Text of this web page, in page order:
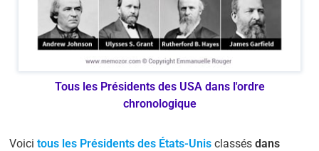
Tous les Présidents des USA dans l'ordre
chronologique
Voicitous les Présidents des États-Unis classésdans